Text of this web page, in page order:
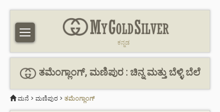
ಕನ್ನಡ
ತಮೆಂಗ್ಲಾಂಗ್, ಮಣಿಪುರ : ಚಿನ್ನ ಮತ್ತು ಬೆಳ್ಳಿ ಬೆಲೆ
ಮನೆ > ಮಣಿಪುರ > ತಮೆಂಗ್ಲಾಂಗ್